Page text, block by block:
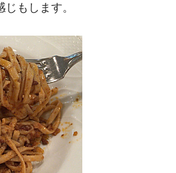
もします。